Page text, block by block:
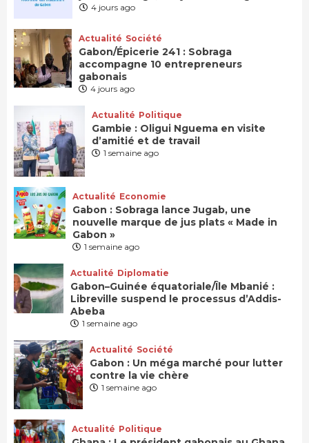
4 jours ago
Actualité Société
Gabon/Épicerie 241 : Sobraga
accompagne 10 entrepreneurs
gabonais
4 jours ago
Actualité Politique
Gambie : Oligui Nguema en visite
d’amitié et de travail
1 semaine ago
Actualité Economie
Gabon : Sobraga lance Jugab, une
nouvelle marque de jus plats « Made in
Gabon »
1 semaine ago
Actualité Diplomatie
Gabon–Guinée équatoriale/Île Mbanié :
Libreville suspend le processus d’Addis-
Abeba
1 semaine ago
Actualité Société
Gabon : Un méga marché pour lutter
contre la vie chère
1 semaine ago
Actualité Politique